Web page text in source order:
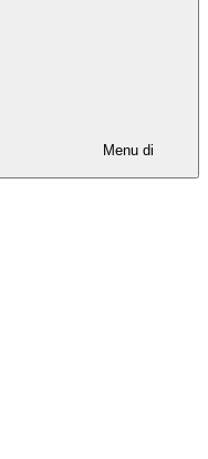
Menu di